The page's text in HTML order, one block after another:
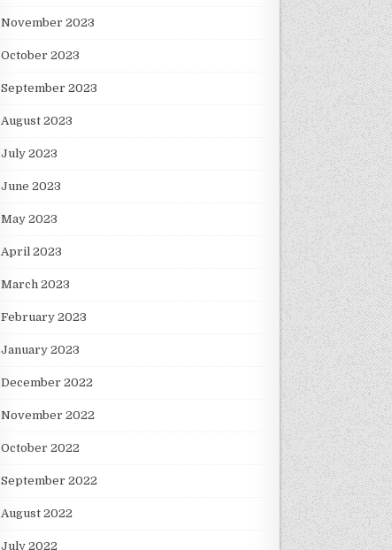
November 2023
October 2023
September 2023
August 2023
July 2023
June 2023
May 2023
April 2023
March 2023
February 2023
January 2023
December 2022
November 2022
October 2022
September 2022
August 2022
July 2022